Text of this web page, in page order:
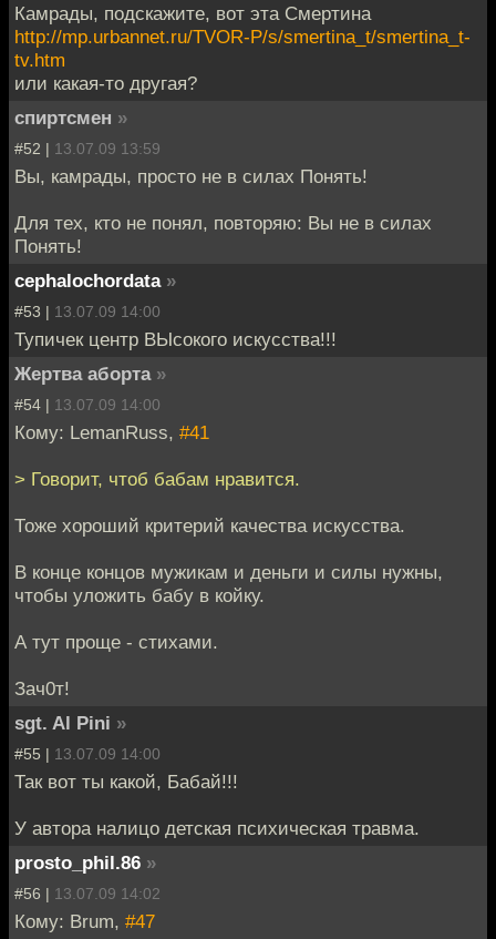
Камрады, подскажите, вот эта Смертина
http://mp.urbannet.ru/TVOR-P/s/smertina_t/smertina_t-
tv.htm
или какая-то другая?
спиртсмен »
#52 | 13.07.09 13:59
Вы, камрады, просто не в силах Понять!
Для тех, кто не понял, повторяю: Вы не в силах
Понять!
cephalochordata »
#53 | 13.07.09 14:00
Тупичек центр ВЫсокого искусства!!!
Жертва аборта »
#54 | 13.07.09 14:00
Кому: LemanRuss, #41
> Говорит, чтоб бабам нравится.
Тоже хороший критерий качества искусства.
В конце концов мужикам и деньги и силы нужны,
чтобы уложить бабу в койку.
А тут проще - стихами.
Зач0т!
sgt. Al Pini »
#55 | 13.07.09 14:00
Так вот ты какой, Бабай!!!
У автора налицо детская психическая травма.
prosto_phil.86 »
#56 | 13.07.09 14:02
Кому: Brum, #47